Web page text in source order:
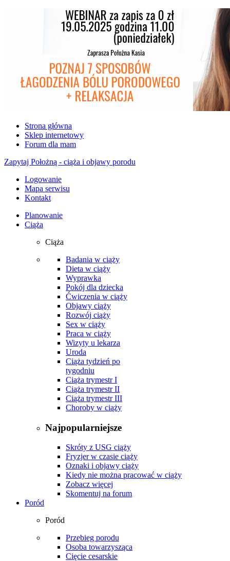
Strona główna
Sklep internetowy
Forum dla mam
Zapytaj Położną - ciąża i objawy porodu
Logowanie
Mapa serwisu
Kontakt
Planowanie
Ciąża
Ciąża
Badania w ciąży
Dieta w ciąży
Wyprawka
Pokój dla dziecka
Ćwiczenia w ciąży
Objawy ciąży
Rozwój ciąży
Sex w ciąży
Praca w ciąży
Wizyty u lekarza
Uroda
Ciąża tydzień po
tygodniu
Ciąża trymestr I
Ciąża trymestr II
Ciąża trymestr III
Choroby w ciąży
Najpopularniejsze
Skróty z USG ciąży
Fryzjer w czasie ciąży
Oznaki i objawy ciąży
Kiedy nie można pracować w ciąży
Zobacz więcej
Skomentuj na forum
Poród
Poród
Przebieg porodu
Osoba towarzysząca
Cięcie cesarskie